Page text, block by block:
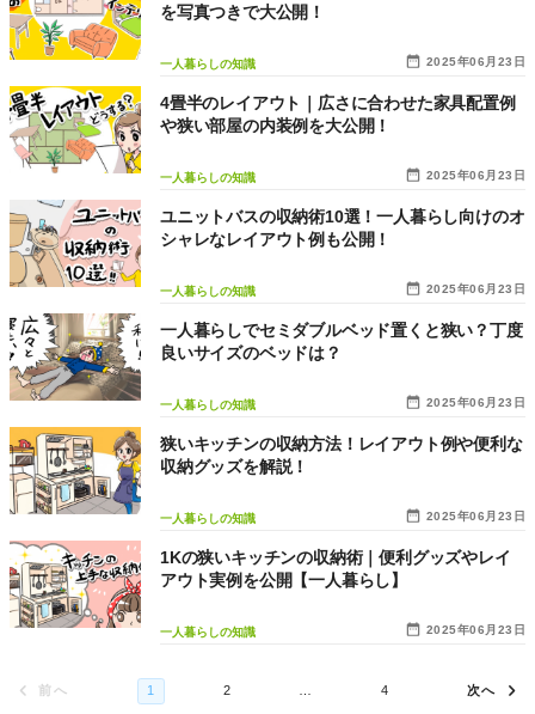
2025年06月23日
一人暮らしの知識
を写真つきで大公開！
2025年06月23日
一人暮らしの知識
4畳半のレイアウト｜広さに合わせた家具配置例
や狭い部屋の内装例を大公開！
2025年06月23日
一人暮らしの知識
ユニットバスの収納術10選！一人暮らし向けのオ
シャレなレイアウト例も公開！
2025年06月23日
一人暮らしの知識
一人暮らしでセミダブルベッド置くと狭い？丁度
良いサイズのベッドは？
2025年06月23日
一人暮らしの知識
狭いキッチンの収納方法！レイアウト例や便利な
収納グッズを解説！
2025年06月23日
一人暮らしの知識
1Kの狭いキッチンの収納術｜便利グッズやレイ
アウト実例を公開【一人暮らし】